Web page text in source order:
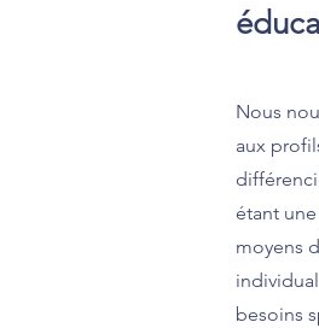
Nous
aux
étant
moyens
besoins